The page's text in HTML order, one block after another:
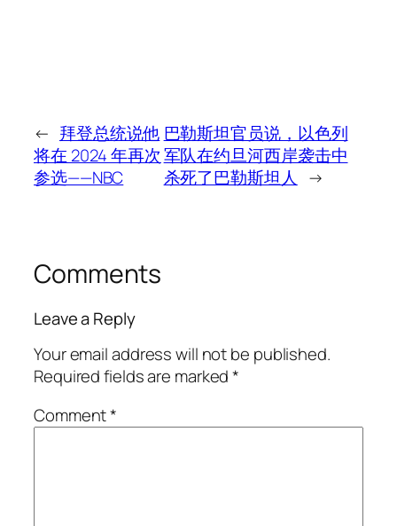
← 拜登总统说他
将在 2024 年再次
参选——NBC
巴勒斯坦官员说，以色列
军队在约旦河西岸袭击中
杀死了巴勒斯坦人
→
Comments
Leave a Reply
Your email address will not be published.
Required fields are marked*
Comment*